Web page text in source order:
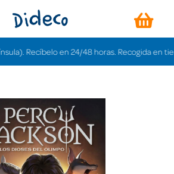
Recíbelo en 24/48 horas. Recogida en